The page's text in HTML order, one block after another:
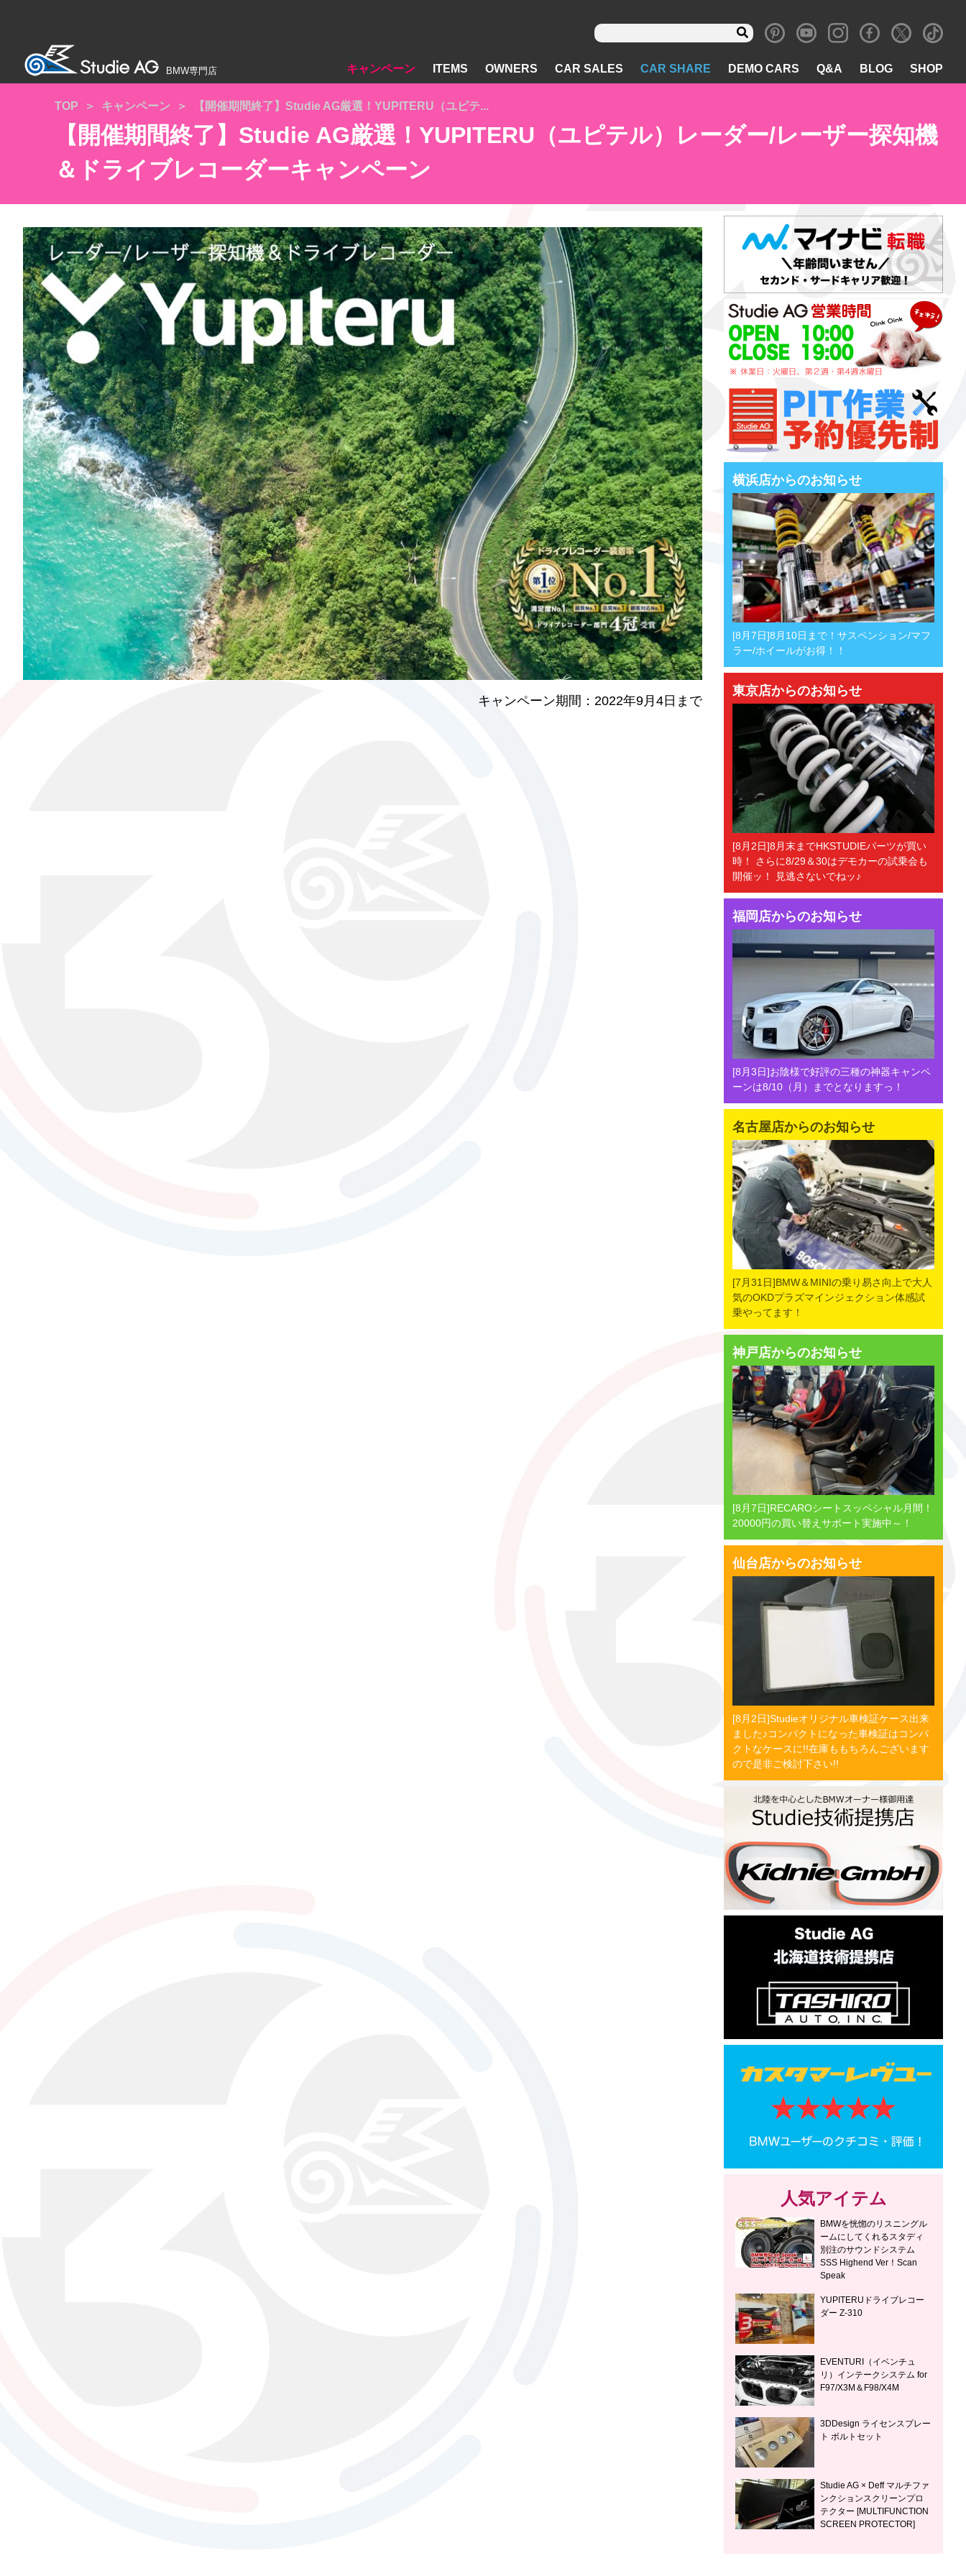
BMW専門店 キャンペーン ITEMS OWNERS CAR SALES CAR SHARE DEMO CARS Q&A BLOG SHOP
TOP キャンペーン 【開催期間終了】Studie AG厳選！YUPITERU（ユピテ...
【開催期間終了】Studie AG厳選！YUPITERU（ユピテル）レーダー/レーザー探知機
＆ドライブレコーダーキャンペーン
キャンペーン期間：2022年9月4日まで
横浜店からのお知らせ
[8月7日]8月10日まで！サスペンション/マフ
ラー/ホイールがお得！！
東京店からのお知らせ
[8月2日]8月末までHKSTUDIEパーツが買い
時！ さらに8/29＆30はデモカーの試乗会も
開催ッ！ 見逃さないでねッ♪
福岡店からのお知らせ
[8月3日]お陰様で好評の三種の神器キャンペ
ーンは8/10（月）までとなりますっ！
名古屋店からのお知らせ
[7月31日]BMW＆MINIの乗り易さ向上で大人
気のOKDプラズマインジェクション体感試
乗やってます！
神戸店からのお知らせ
[8月7日]RECAROシートスッペシャル月間！
20000円の買い替えサポート実施中～！
仙台店からのお知らせ
[8月2日]Studieオリジナル車検証ケース出来
ました♪コンパクトになった車検証はコンパ
クトなケースに!!在庫ももちろんございます
ので是非ご検討下さい!!
人気アイテム
BMWを恍惚のリスニングル
ームにしてくれるスタディ
別注のサウンドシステム
SSS Highend Ver！Scan
Speak
YUPITERUドライブレコー
ダー Z-310
EVENTURI（イベンチュ
リ）インテークシステム for
F97/X3M＆F98/X4M
3DDesign ライセンスプレー
ト ボルトセット
Studie AG × Deff マルチファ
ンクションスクリーンプロ
テクター [MULTIFUNCTION
SCREEN PROTECTOR]